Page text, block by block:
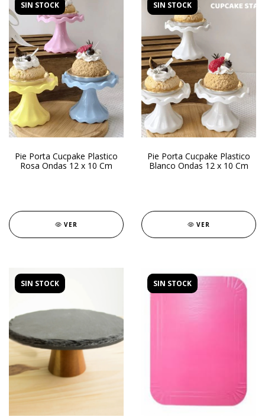
SIN STOCK
Pie Porta Cucpake Plastico
Rosa Ondas 12 x 10 Cm
VER
SIN STOCK
Pie Porta Cucpake Plastico
Blanco Ondas 12 x 10 Cm
VER
SIN STOCK SIN STOCK